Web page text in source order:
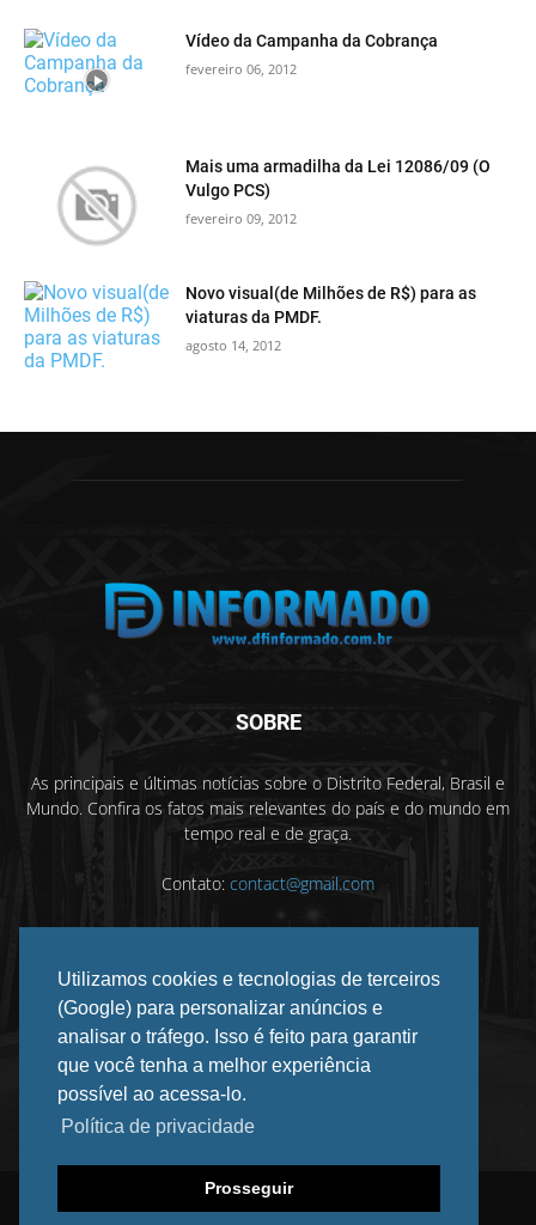
Utilizamos cookies e tecnologias de terceiros
(Google) para personalizar anúncios e
analisar o tráfego. Isso é feito para garantir
que você tenha a melhor experiência
possível ao acessa-lo.
Política de privacidade
Prosseguir
Vídeo da Campanha da Cobrança
fevereiro 06, 2012
Mais uma armadilha da Lei 12086/09 (O
Vulgo PCS)
fevereiro 09, 2012
Novo visual(de Milhões de R$) para as
viaturas da PMDF.
agosto 14, 2012
SOBRE
As principais e últimas notícias sobre o Distrito Federal, Brasil e
Mundo. Confira os fatos mais relevantes do país e do mundo em
tempo real e de graça.
Contato: contact@gmail.com
SIGA-NOS
2026 DF INFORMADO. Todos os direitos reservados.